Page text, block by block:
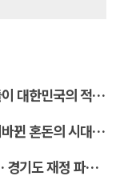
[김태산 칼럼] 민주화를 외치던 자들이 대한민국의 적이고 간첩이었다
[박필규 안보칼럼] 진짜와 가짜가 뒤바뀐 혼돈의 시대, 안보 파탄은 막아야
[박주현 작가칼럼] “왜 말 못 하나 … 경기도 재정 파탄의 진짜 원인을”